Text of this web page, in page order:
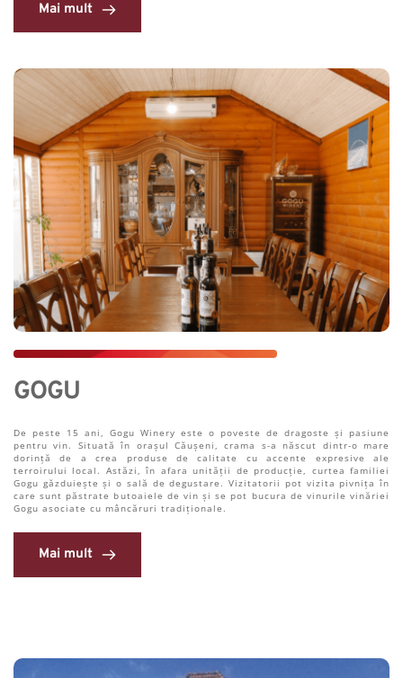
Mai mult
GOGU
De peste 15 ani, Gogu Winery este o poveste de dragoste și pasiune
pentru vin. Situată în orașul Căușeni, crama s-a născut dintr-o mare
dorință de a crea produse de calitate cu accente expresive ale
terroirului local. Astăzi, în afara unității de producție, curtea familiei
Gogu găzduiește și o sală de degustare. Vizitatorii pot vizita pivnița în
care sunt păstrate butoaiele de vin și se pot bucura de vinurile vinăriei
Gogu asociate cu mâncăruri tradiționale.
Mai mult